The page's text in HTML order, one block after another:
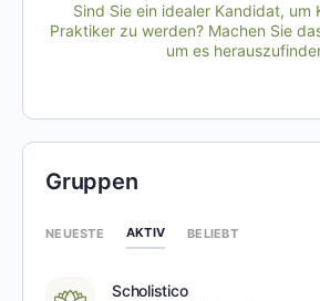
Sind Sie ein idealer Kandidat, um
Praktiker zu werden? Machen Sie
um es
Gruppen
NEUESTE AKTIV BELIEBT
Scholistico